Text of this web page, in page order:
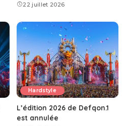
22 juillet 2026
Hardstyle
L’édition 2026 de Defqon.1
est annulée